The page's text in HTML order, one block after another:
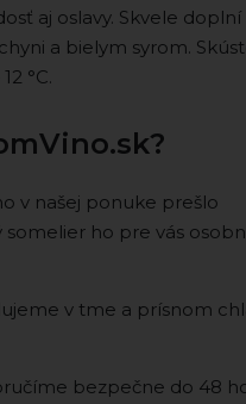
aj oslavy. Skvele doplní
a bielym syrom.
°C.
v našej ponuke prešlo
ho pre vás
v tme a prísnom
bezpečne do 48